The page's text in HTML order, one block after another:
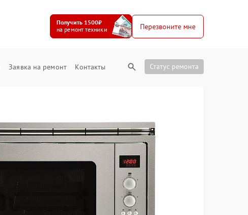
Получить 1500₽
на ремонт техники
Перезвоните мне
Заявка на ремонт Контакты Статус ремонта